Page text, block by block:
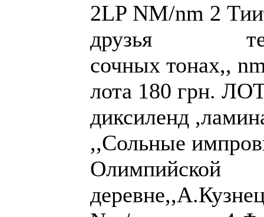
2LP NM/nm 2
друзья тех.
сочных
лота 180 грн.
диксиленд
,,Сольные
Олимпийской